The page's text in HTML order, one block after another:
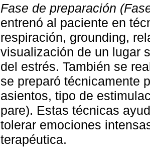
Fase de preparación
entrenó al paciente en
respiración, grounding,
visualización de un lugar
del estrés. También se
se preparó técnicamente
asientos, tipo de
pare). Estas técnicas
tolerar emociones
terapéutica.